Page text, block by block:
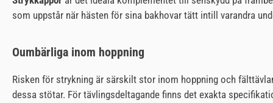
som uppstår när hästen för sina bakhovar tätt intill varandra
Oumbärliga inom hoppning
Risken för strykning är särskilt stor inom hoppning och
dessa stötar. För tävlingsdeltagande finns det exakta